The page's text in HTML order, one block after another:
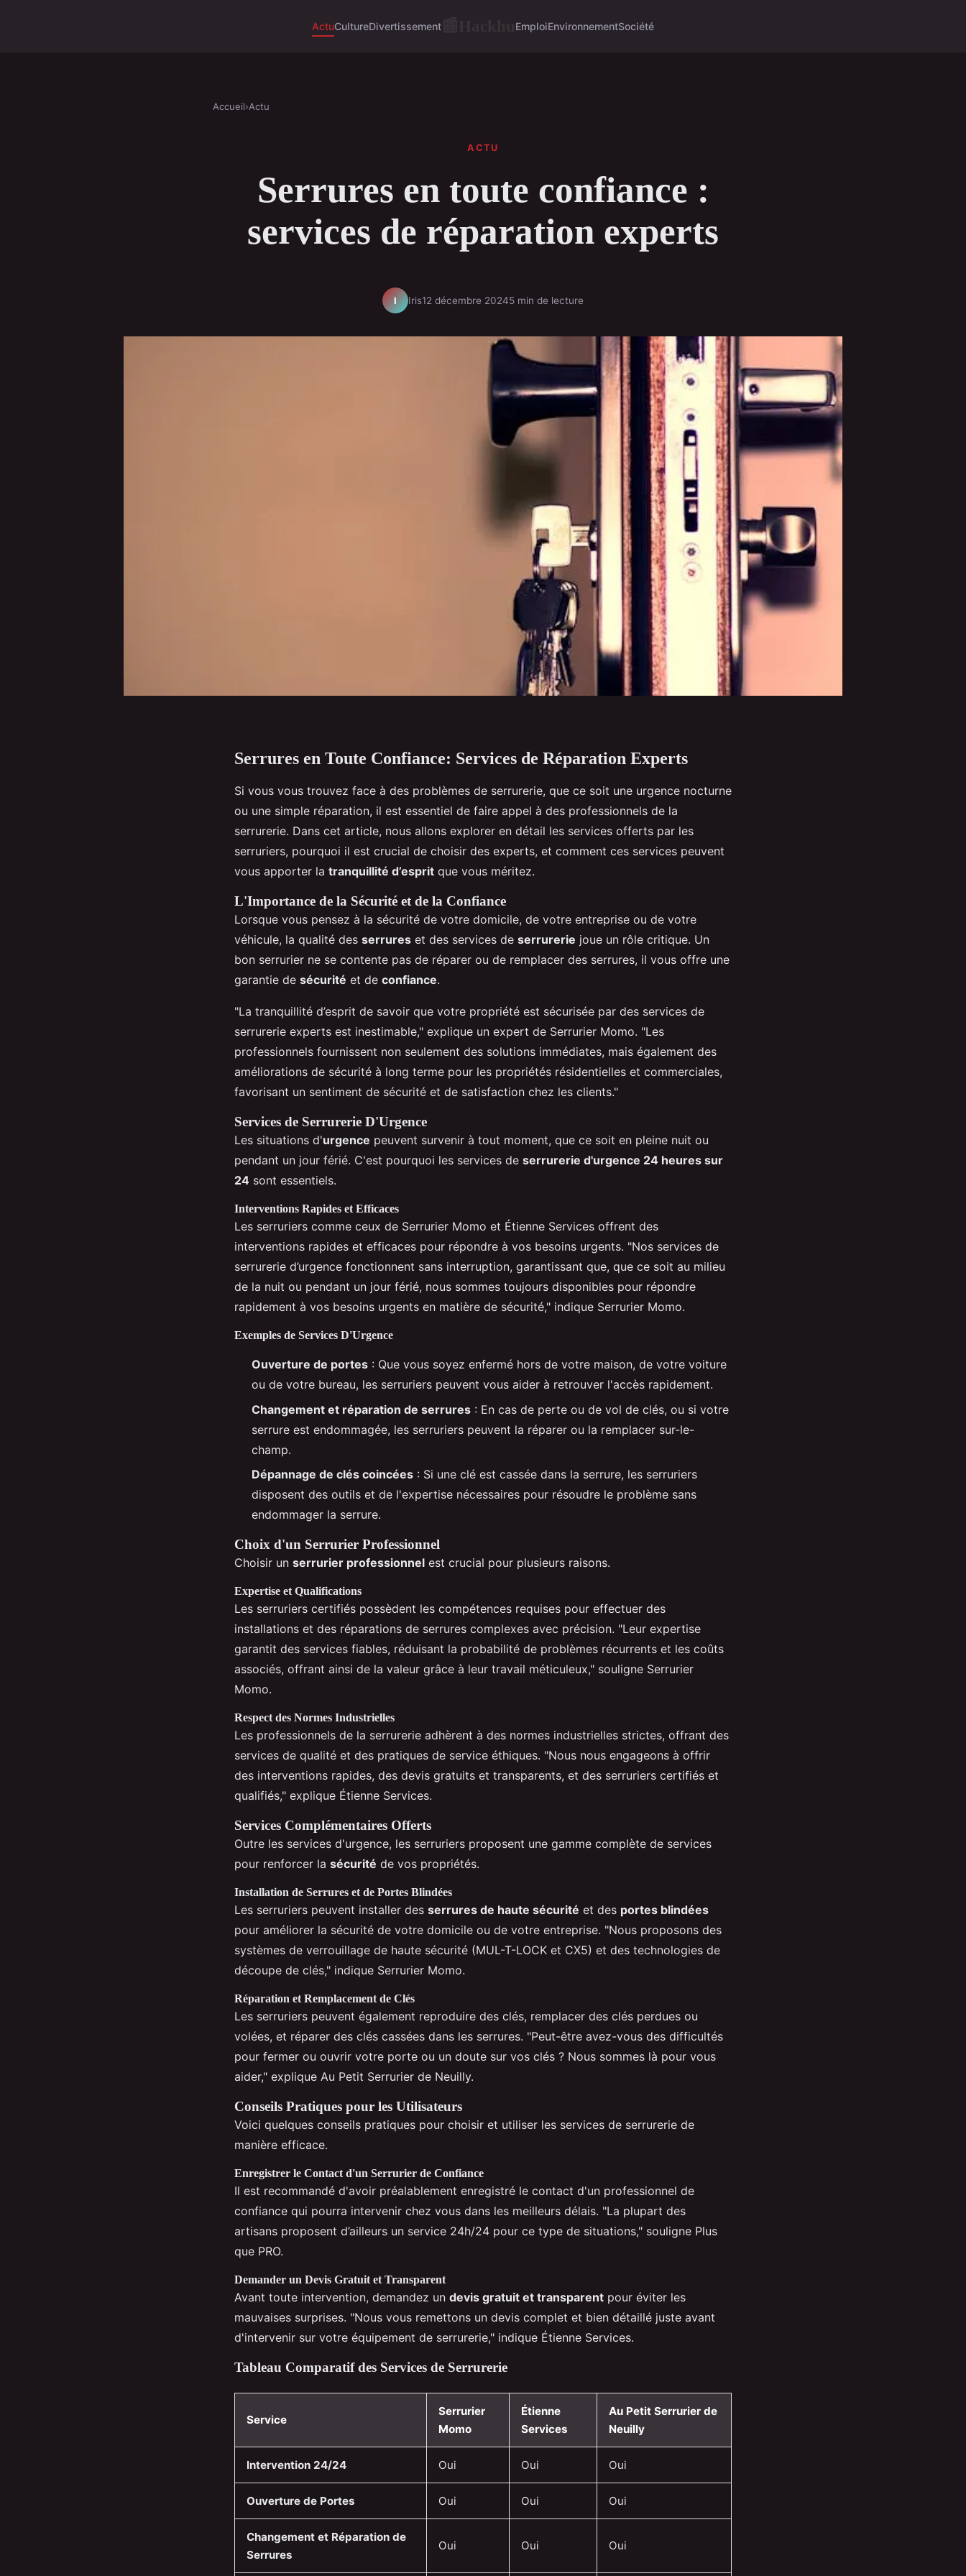
ActuCultureDivertissement EmploiEnvironnementSociété
Accueil›Actu
ACTU
Serrures en toute confiance :
services de réparation experts
I Iris12 décembre 20245 min de lecture
Serrures en Toute Confiance: Services de Réparation Experts
Si vous vous trouvez face à des problèmes de serrurerie, que ce soit une urgence nocturne
ou une simple réparation, il est essentiel de faire appel à des professionnels de la
serrurerie. Dans cet article, nous allons explorer en détail les services offerts par les
serruriers, pourquoi il est crucial de choisir des experts, et comment ces services peuvent
vous apporter la tranquillité d’esprit que vous méritez.
L'Importance de la Sécurité et de la Confiance
Lorsque vous pensez à la sécurité de votre domicile, de votre entreprise ou de votre
véhicule, la qualité des serrures et des services de serrurerie joue un rôle critique. Un
bon serrurier ne se contente pas de réparer ou de remplacer des serrures, il vous offre une
garantie de sécurité et de confiance.
"La tranquillité d’esprit de savoir que votre propriété est sécurisée par des services de
serrurerie experts est inestimable," explique un expert de Serrurier Momo. "Les
professionnels fournissent non seulement des solutions immédiates, mais également des
améliorations de sécurité à long terme pour les propriétés résidentielles et commerciales,
favorisant un sentiment de sécurité et de satisfaction chez les clients."
Services de Serrurerie D'Urgence
Les situations d'urgence peuvent survenir à tout moment, que ce soit en pleine nuit ou
pendant un jour férié. C'est pourquoi les services de serrurerie d'urgence 24 heures sur
24 sont essentiels.
Interventions Rapides et Efficaces
Les serruriers comme ceux de Serrurier Momo et Étienne Services offrent des
interventions rapides et efficaces pour répondre à vos besoins urgents. "Nos services de
serrurerie d’urgence fonctionnent sans interruption, garantissant que, que ce soit au milieu
de la nuit ou pendant un jour férié, nous sommes toujours disponibles pour répondre
rapidement à vos besoins urgents en matière de sécurité," indique Serrurier Momo.
Exemples de Services D'Urgence
Ouverture de portes : Que vous soyez enfermé hors de votre maison, de votre voiture
ou de votre bureau, les serruriers peuvent vous aider à retrouver l'accès rapidement.
Changement et réparation de serrures : En cas de perte ou de vol de clés, ou si votre
serrure est endommagée, les serruriers peuvent la réparer ou la remplacer sur-le-
champ.
Dépannage de clés coincées : Si une clé est cassée dans la serrure, les serruriers
disposent des outils et de l'expertise nécessaires pour résoudre le problème sans
endommager la serrure.
Choix d'un Serrurier Professionnel
Choisir un serrurier professionnel est crucial pour plusieurs raisons.
Expertise et Qualifications
Les serruriers certifiés possèdent les compétences requises pour effectuer des
installations et des réparations de serrures complexes avec précision. "Leur expertise
garantit des services fiables, réduisant la probabilité de problèmes récurrents et les coûts
associés, offrant ainsi de la valeur grâce à leur travail méticuleux," souligne Serrurier
Momo.
Respect des Normes Industrielles
Les professionnels de la serrurerie adhèrent à des normes industrielles strictes, offrant des
services de qualité et des pratiques de service éthiques. "Nous nous engageons à offrir
des interventions rapides, des devis gratuits et transparents, et des serruriers certifiés et
qualifiés," explique Étienne Services.
Services Complémentaires Offerts
Outre les services d'urgence, les serruriers proposent une gamme complète de services
pour renforcer la sécurité de vos propriétés.
Installation de Serrures et de Portes Blindées
Les serruriers peuvent installer des serrures de haute sécurité et des portes blindées
pour améliorer la sécurité de votre domicile ou de votre entreprise. "Nous proposons des
systèmes de verrouillage de haute sécurité (MUL-T-LOCK et CX5) et des technologies de
découpe de clés," indique Serrurier Momo.
Réparation et Remplacement de Clés
Les serruriers peuvent également reproduire des clés, remplacer des clés perdues ou
volées, et réparer des clés cassées dans les serrures. "Peut-être avez-vous des difficultés
pour fermer ou ouvrir votre porte ou un doute sur vos clés ? Nous sommes là pour vous
aider," explique Au Petit Serrurier de Neuilly.
Conseils Pratiques pour les Utilisateurs
Voici quelques conseils pratiques pour choisir et utiliser les services de serrurerie de
manière efficace.
Enregistrer le Contact d'un Serrurier de Confiance
Il est recommandé d'avoir préalablement enregistré le contact d'un professionnel de
confiance qui pourra intervenir chez vous dans les meilleurs délais. "La plupart des
artisans proposent d’ailleurs un service 24h/24 pour ce type de situations," souligne Plus
que PRO.
Demander un Devis Gratuit et Transparent
Avant toute intervention, demandez un devis gratuit et transparent pour éviter les
mauvaises surprises. "Nous vous remettons un devis complet et bien détaillé juste avant
d'intervenir sur votre équipement de serrurerie," indique Étienne Services.
Tableau Comparatif des Services de Serrurerie
Service
Serrurier
Momo
Étienne
Services
Au Petit Serrurier de
Neuilly
Intervention 24/24 Oui Oui Oui
Ouverture de Portes Oui Oui Oui
Changement et Réparation de
Serrures
Oui Oui Oui